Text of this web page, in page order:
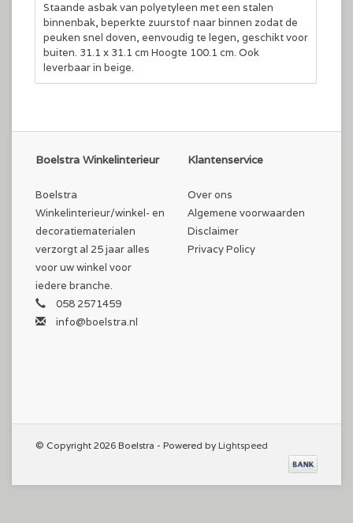
Staande asbak van polyetyleen met een stalen
binnenbak, beperkte zuurstof naar binnen zodat de
peuken snel doven, eenvoudig te legen, geschikt voor
buiten. 31.1 x 31.1 cm Hoogte 100.1 cm. Ook
leverbaar in beige.
Boelstra Winkelinterieur
Boelstra
Winkelinterieur/winkel- en
decoratiematerialen
verzorgt al 25 jaar alles
voor uw winkel voor
iedere branche.
058 2571459
info@boelstra.nl
Klantenservice
Over ons
Algemene voorwaarden
Disclaimer
Privacy Policy
© Copyright 2026 Boelstra - Powered by Lightspeed